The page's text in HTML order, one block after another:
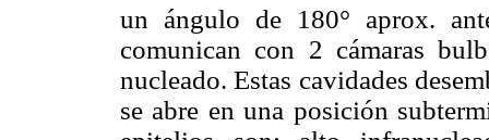
un ángulo de 180° aprox.
comunican con 2 cámaras
nucleado. Estas cavidades
se abre en una posición